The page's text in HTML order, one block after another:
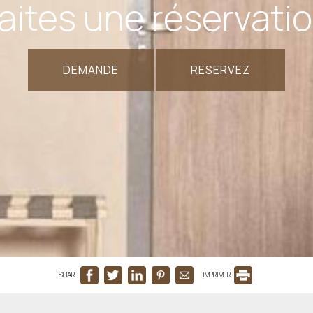
une
DEMANDE RESERVEZ
SHARE IMPRIMER